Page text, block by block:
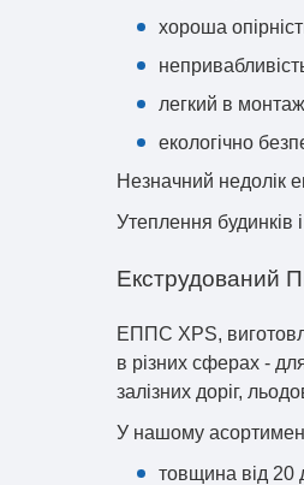
хороша
легкий в
екологічно
Незначний недолік
Утеплення будинків
Екструдований
ЕППС XPS,
в різних сферах -
залізних доріг,
У нашому
товщина від 20